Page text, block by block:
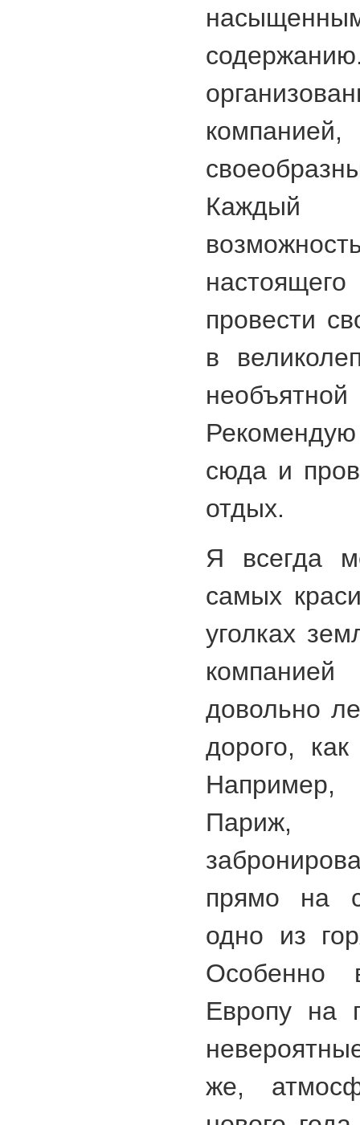
Каждый
провести
в
сюда и
отдых.
Я всегда
самых
уголках
довольно
дорого,
Париж,
прямо на
одно из
Особенно
Европу на
же,